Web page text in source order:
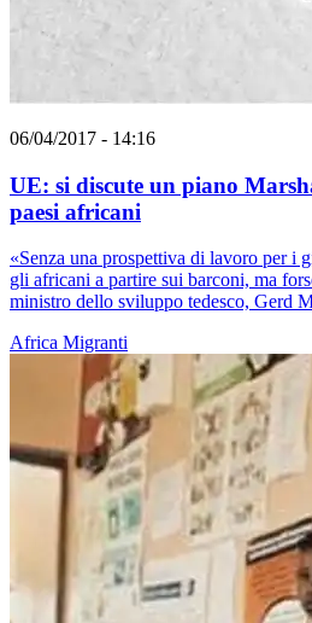
06/04/2017 - 14:16
UE: si discute un piano
paesi africani
«Senza una prospettiva di lavoro per i
gli africani a partire sui barconi, ma
ministro dello sviluppo tedesco, Gerd
Africa Migranti